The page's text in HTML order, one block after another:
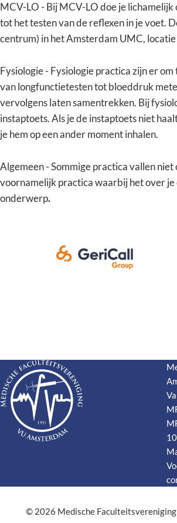
MCV-LO - Bij MCV-LO doe je
tot het testen van de reflexen in je voet.
centrum) in het Amsterdam UMC,
Fysiologie - Fysiologie practica zijn er
van longfunctietesten tot bloeddruk
vervolgens laten samentrekken. Bij
instaptoets. Als je de instaptoets niet
je hem op een ander moment inhalen.
Algemeen - Sommige practica vallen
voornamelijk practica waarbij het over je
onderwerp.
© 2026 Medische